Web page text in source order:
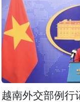
越南外交部例行